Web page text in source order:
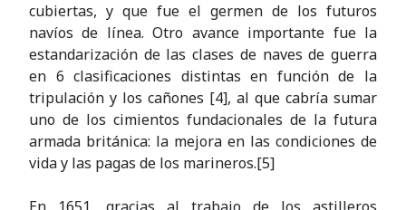
cubiertas, y que fue el germen de los futuros
navíos de línea. Otro avance importante fue la
estandarización de las clases de naves de guerra
en 6 clasificaciones distintas en función de la
tripulación y los cañones [4], al que cabría sumar
uno de los cimientos fundacionales de la futura
armada británica: la mejora en las condiciones de
vida y las pagas de los marineros.[5]
En 1651, gracias al trabajo de los astilleros